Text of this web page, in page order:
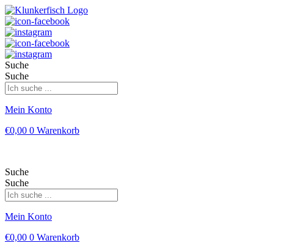
Suche
Suche
Mein Konto
€0,00 0 Warenkorb
Suche
Suche
Mein Konto
€0,00 0 Warenkorb